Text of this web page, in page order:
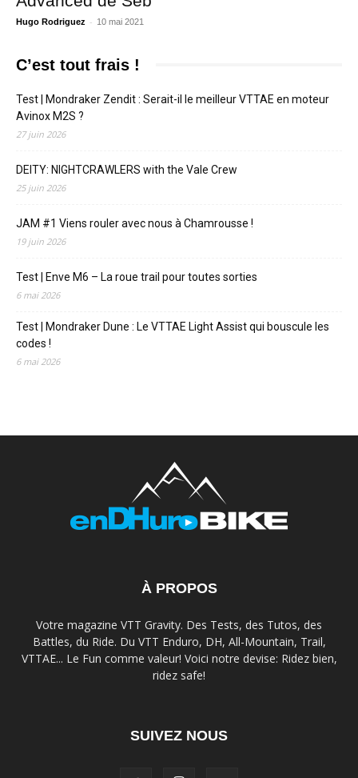
Hugo Rodriguez - 10 mai 2021
C’est tout frais !
Test | Mondraker Zendit : Serait-il le meilleur VTTAE en moteur
Avinox M2S ?
27 juin 2026
DEITY: NIGHTCRAWLERS with the Vale Crew
25 juin 2026
JAM #1 Viens rouler avec nous à Chamrousse !
19 juin 2026
Test | Enve M6 – La roue trail pour toutes sorties
6 mai 2026
Test | Mondraker Dune : Le VTTAE Light Assist qui bouscule les
codes !
6 mai 2026
À PROPOS
Votre magazine VTT Gravity. Des Tests, des Tutos, des
Battles, du Ride. Du VTT Enduro, DH, All-Mountain, Trail,
VTTAE... Le Fun comme valeur! Voici notre devise: Ridez bien,
ridez safe!
SUIVEZ NOUS